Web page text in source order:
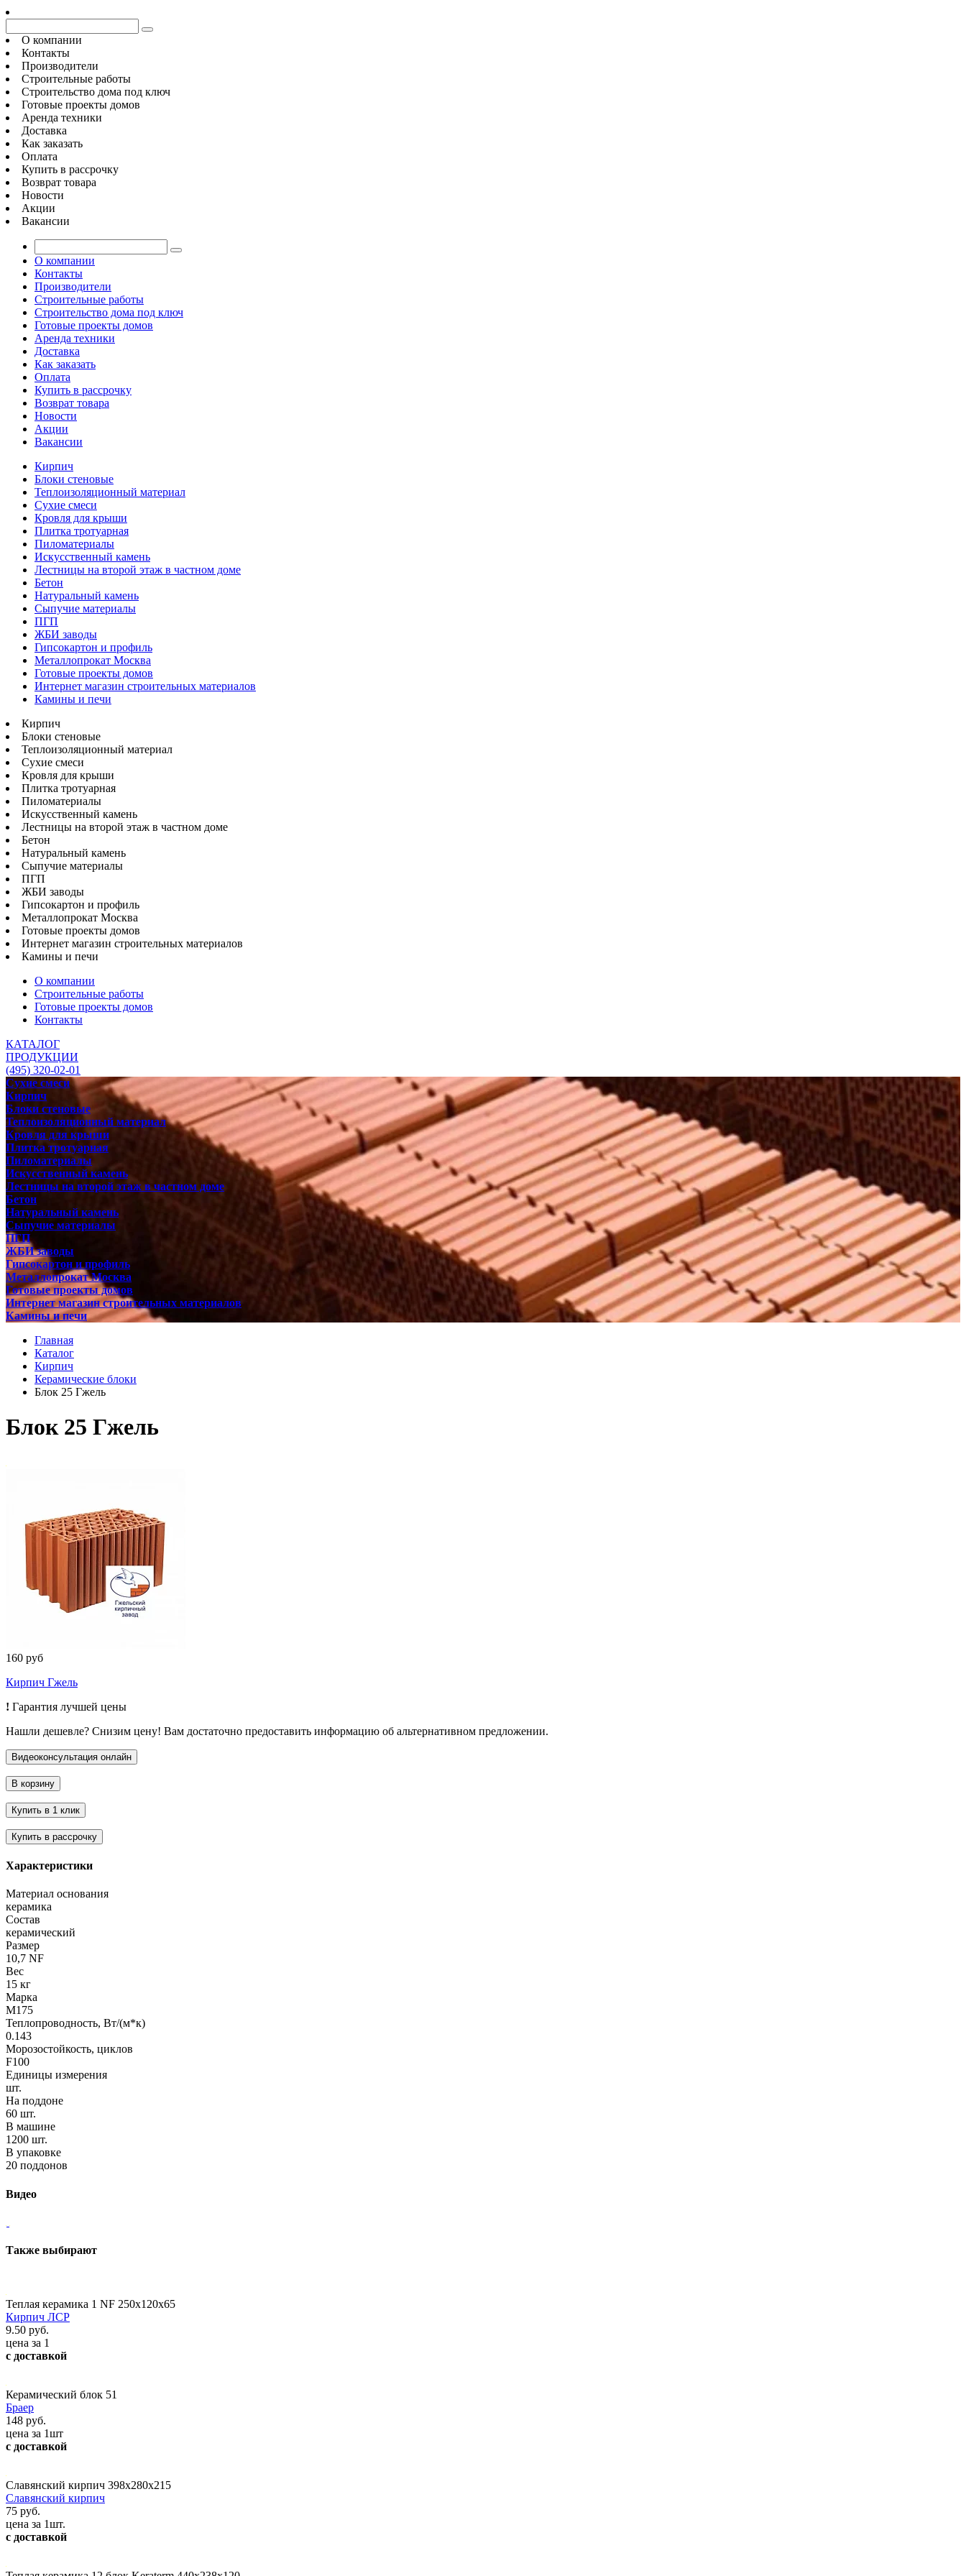
О компании
Контакты
Производители
Строительные работы
Строительство дома под ключ
Готовые проекты домов
Аренда техники
Доставка
Как заказать
Оплата
Купить в рассрочку
Возврат товара
Новости
Акции
Вакансии
О компании
Контакты
Производители
Строительные работы
Строительство дома под ключ
Готовые проекты домов
Аренда техники
Доставка
Как заказать
Оплата
Купить в рассрочку
Возврат товара
Новости
Акции
Вакансии
Кирпич
Блоки стеновые
Теплоизоляционный материал
Сухие смеси
Кровля для крыши
Плитка тротуарная
Пиломатериалы
Искусственный камень
Лестницы на второй этаж в частном доме
Бетон
Натуральный камень
Сыпучие материалы
ПГП
ЖБИ заводы
Гипсокартон и профиль
Металлопрокат Москва
Готовые проекты домов
Интернет магазин строительных материалов
Камины и печи
Кирпич
Блоки стеновые
Теплоизоляционный материал
Сухие смеси
Кровля для крыши
Плитка тротуарная
Пиломатериалы
Искусственный камень
Лестницы на второй этаж в частном доме
Бетон
Натуральный камень
Сыпучие материалы
ПГП
ЖБИ заводы
Гипсокартон и профиль
Металлопрокат Москва
Готовые проекты домов
Интернет магазин строительных материалов
Камины и печи
О компании
Строительные работы
Готовые проекты домов
Контакты
КАТАЛОГ
ПРОДУКЦИИ
(495) 320-02-01
Сухие смеси
Кирпич
Блоки стеновые
Теплоизоляционный материал
Кровля для крыши
Плитка тротуарная
Пиломатериалы
Искусственный камень
Лестницы на второй этаж в частном доме
Бетон
Натуральный камень
Сыпучие материалы
ПГП
ЖБИ заводы
Гипсокартон и профиль
Металлопрокат Москва
Готовые проекты домов
Интернет магазин строительных материалов
Камины и печи
Главная
Каталог
Кирпич
Керамические блоки
Блок 25 Гжель
Блок 25 Гжель
160 руб
Кирпич Гжель
! Гарантия лучшей цены
Нашли дешевле? Снизим цену! Вам достаточно предоставить информацию об альтернативном предложении.
Характеристики
Материал основания
керамика
Состав
керамический
Размер
10,7 NF
Вес
15 кг
Марка
М175
Теплопроводность, Вт/(м*к)
0.143
Морозостойкость, циклов
F100
Единицы измерения
шт.
На поддоне
60 шт.
В машине
1200 шт.
В упаковке
20 поддонов
Видео
Также выбирают
Теплая керамика 1 NF 250х120х65
Кирпич ЛСР
9.50 руб.
цена за 1
с доставкой
Керамический блок 51
Браер
148 руб.
цена за 1шт
с доставкой
Славянский кирпич 398х280х215
Славянский кирпич
75 руб.
цена за 1шт.
с доставкой